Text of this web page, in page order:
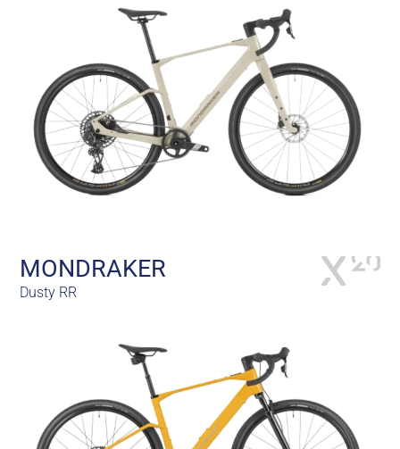
MONDRAKER
Dusty RR